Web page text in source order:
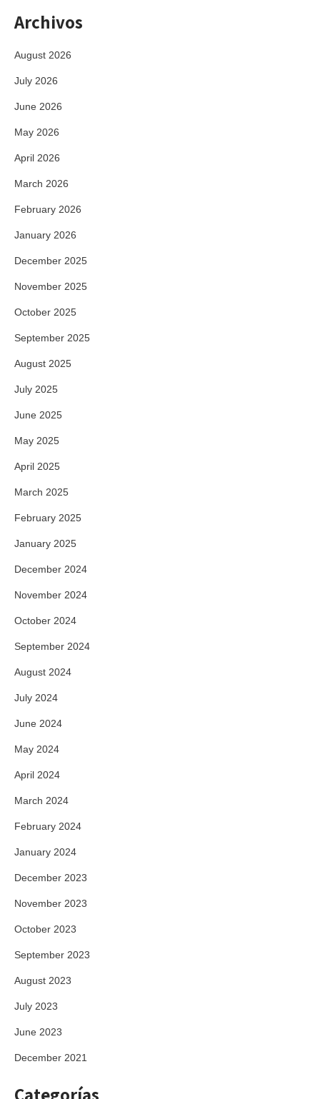
Archivos
August 2026
July 2026
June 2026
May 2026
April 2026
March 2026
February 2026
January 2026
December 2025
November 2025
October 2025
September 2025
August 2025
July 2025
June 2025
May 2025
April 2025
March 2025
February 2025
January 2025
December 2024
November 2024
October 2024
September 2024
August 2024
July 2024
June 2024
May 2024
April 2024
March 2024
February 2024
January 2024
December 2023
November 2023
October 2023
September 2023
August 2023
July 2023
June 2023
December 2021